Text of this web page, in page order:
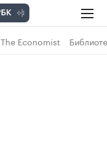
The Economist